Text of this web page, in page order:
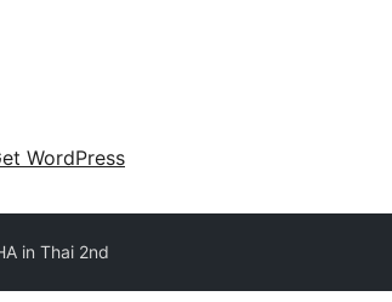
WordPress
in Thai 2nd